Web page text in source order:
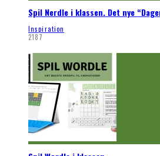
Spil Nerdle i klassen. Det nye
Inspiration
2187